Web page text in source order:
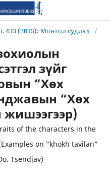
433 (2015): Монгол судлал /
зүйг
“Хөх
“Хөх
of the characters in the
on “khokh tavilan”
Tsendjav)